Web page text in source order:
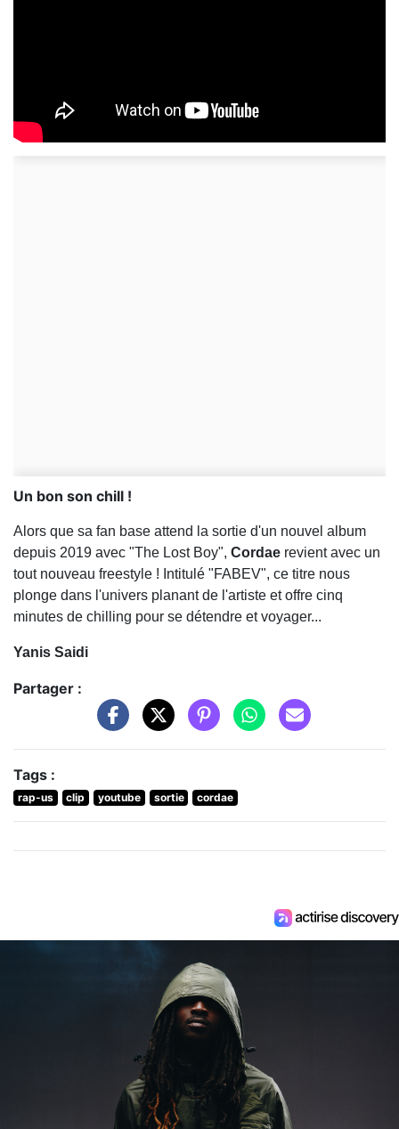
Un bon son chill !
Alors que sa fan base attend la sortie d'un nouvel album
depuis 2019 avec "The Lost Boy", Cordae revient avec un
tout nouveau freestyle ! Intitulé "FABEV", ce titre nous
plonge dans l'univers planant de l'artiste et offre cinq
minutes de chilling pour se détendre et voyager...
Yanis Saidi
Partager :
Tags :
rap-us clip youtube sortie cordae